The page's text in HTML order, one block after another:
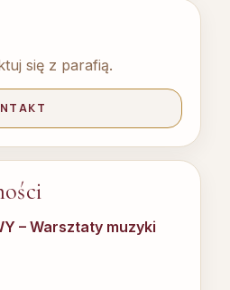
się z parafią.
– Warsztaty muzyki